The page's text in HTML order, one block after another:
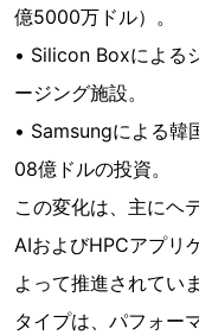
億5000万ドル）。
• Silicon Boxによる
ージング施設。
• Samsungによる韓
08億ドルの投資。
この変化は、主にヘ
AIおよびHPCアプリ
よって推進されてい
タイプは、パフォー